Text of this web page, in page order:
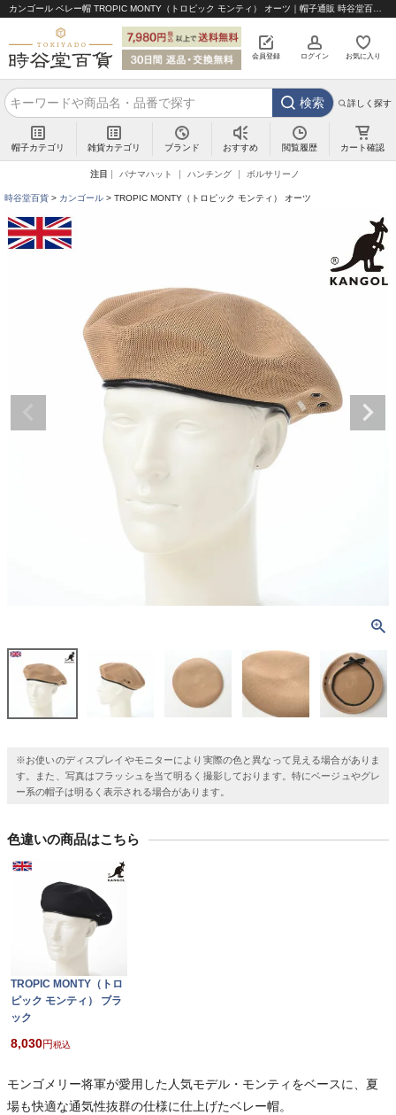
会員登録 ログイン お気に入り
検索 詳しく探す
帽子カテゴリ 雑貨カテゴリ ブランド おすすめ 閲覧履歴 カート確認
注目 パナマハット ハンチング ボルサリーノ
時谷堂百貨 カンゴール TROPIC MONTY（トロピック モンティ） オーツ
※お使いのディスプレイやモニターにより実際の色と異なって見える場合がありま
す。また、写真はフラッシュを当て明るく撮影しております。特にベージュやグレ
ー系の帽子は明るく表示される場合があります。
色違いの商品はこちら
TROPIC MONTY（トロ
ピック モンティ） ブラ
ック
8,030 税込
モンゴメリー将軍が愛用した人気モデル・モンティをベースに、夏
場も快適な通気性抜群の仕様に仕上げたベレー帽。